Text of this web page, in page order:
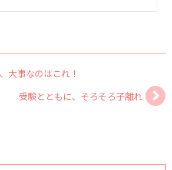
大事なのはこれ！
受験とともに、そろそろ子離れ